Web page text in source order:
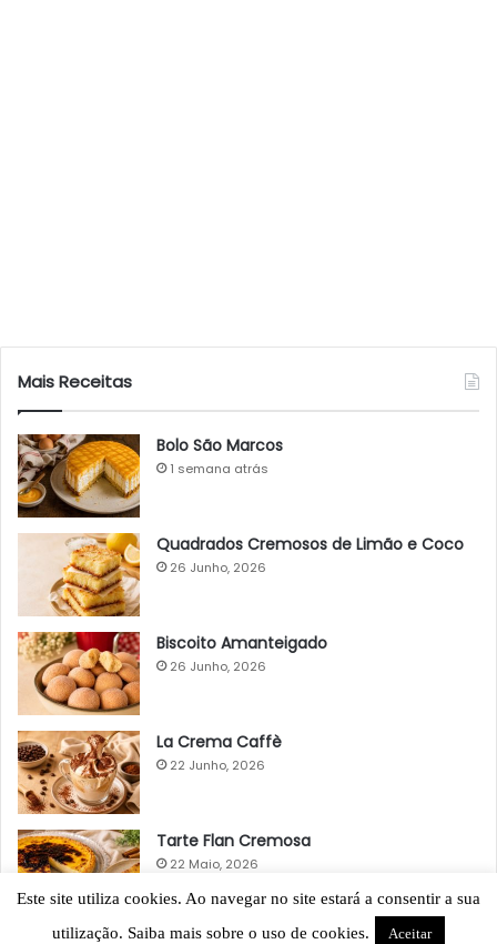
Mais Receitas
Bolo São Marcos
1 semana atrás
Quadrados Cremosos de Limão e Coco
26 Junho, 2026
Biscoito Amanteigado
26 Junho, 2026
La Crema Caffè
22 Junho, 2026
Tarte Flan Cremosa
22 Maio, 2026
Este site utiliza cookies. Ao navegar no site estará a consentir a sua
utilização. Saiba mais sobre o uso de cookies.
Aceitar